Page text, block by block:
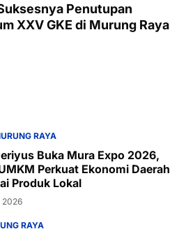
Penutupan
XXV GKE di Murung Raya
RAYA
Buka Mura Expo 2026,
Perkuat Ekonomi Daerah
Produk Lokal
2026
RAYA